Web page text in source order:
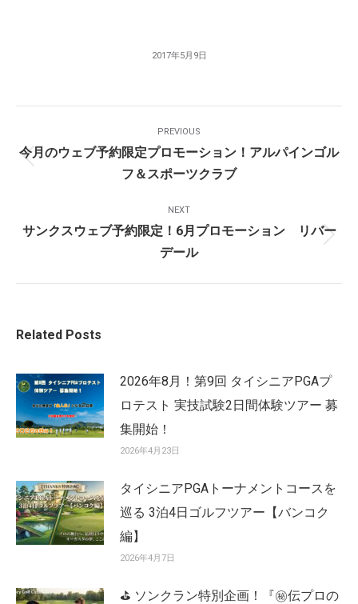
2017年5月9日
PREVIOUS
Previous
今月のウェブ予約限定プロモーション！アルパインゴル
フ＆スポーツクラブ
NEXT
Next
サンクスウェブ予約限定！6月プロモーション リバー
デール
Related Posts
2026年8月！第9回 タイシニアPGAプ
ロテスト 実技試験2日間体験ツアー 募
集開始！
2026年4月23日
タイシニアPGAトーナメントコースを
巡る 3泊4日ゴルフツアー【バンコク
編】
2026年4月7日
⛳ ソンクラン特別企画！『㊙️伝プロの